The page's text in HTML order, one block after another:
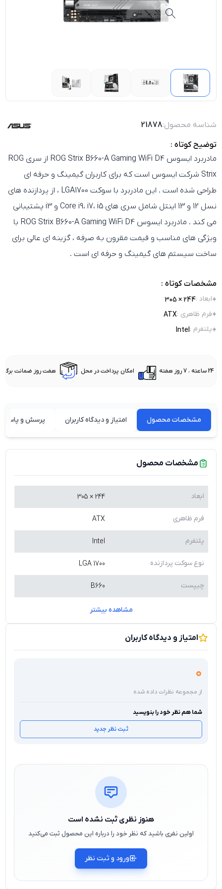
شناسه محصول:21878
توضیح کوتاه :
مادربرد ایسوس ROG Strix B660-A Gaming WiFi D4 از سری ROG
Strix شرکت ایسوس است که برای کاربران گیمینگ و حرفه‌ ای
طراحی شده است . این مادربرد با سوکت LGA1700 ، از پردازنده‌ های
نسل 12 و 13 اینتل شامل سری‌ های
Core i9، i7، i5 و i3
پشتیبانی
می‌ کند . مادربرد ایسوس ROG Strix B660-A Gaming WiFi D4 با
ویژگی‌ های مناسب و قیمت مقرون‌ به‌ صرفه ، گزینه‌ ای عالی برای
ساخت سیستم‌ های گیمینگ و حرفه‌ ای است .
مشخصات کوتاه :
ابعاد :
244 × 305
فرم ظاهری :
ATX
پلتفرم :
Intel
24 ساعته ، 7 روز هفته امکان پرداخت در محل هفت روز ضمانت
مشخصات محصول امتیاز و دیدگاه کاربران پرسش و پاسخ
مشخصات محصول
ابعاد 244 × 305
فرم ظاهری ATX
پلتفرم Intel
نوع سوکت پردازنده LGA 1700
چیپست B660
مشاهده بیشتر
امتیاز و دیدگاه کاربران
0
از مجموعه نظرات داده شده
شما هم نظر خود را بنویسید
ثبت نظر جدید
هنوز نظری ثبت نشده است
اولین نفری باشید که نظر خود را درباره این محصول ثبت می‌کنید
ورود و ثبت نظر